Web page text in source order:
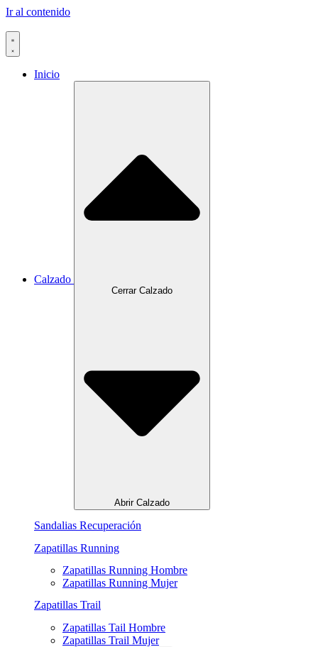
Ir al contenido
Inicio
Calzado
Cerrar Calzado
Abrir Calzado
Sandalias Recuperación
Zapatillas Running
Zapatillas Running Hombre
Zapatillas Running Mujer
Zapatillas Trail
Zapatillas Tail Hombre
Zapatillas Trail Mujer